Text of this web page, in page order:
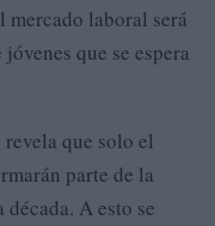
laboral será
que se espera
que solo el
parte de la
A esto se